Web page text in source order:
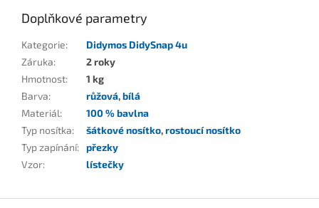
Doplňkové parametry
Kategorie:
Didymos DidySnap 4u
Záruka:
2 roky
Hmotnost:
1 kg
Barva: růžová,bílá
Materiál:
100 % bavlna
Typ nosítka: šátkové nosítko,rostoucí nosítko
Typ zapínání: přezky
Vzor: lístečky